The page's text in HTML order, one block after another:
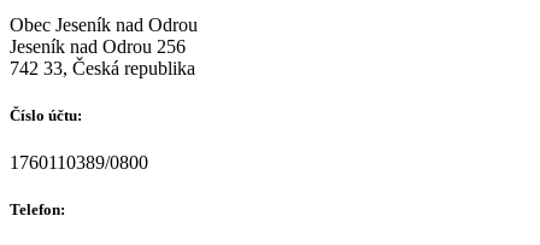
Obec Jeseník nad Odrou
Jeseník nad Odrou 256
742 33, Česká republika
Číslo účtu:
1760110389/0800
Telefon: